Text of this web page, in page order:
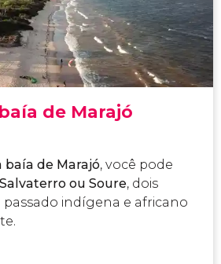
de Marajó
baía de Marajó, você pode
ou Soure, dois
passado indígena e africano